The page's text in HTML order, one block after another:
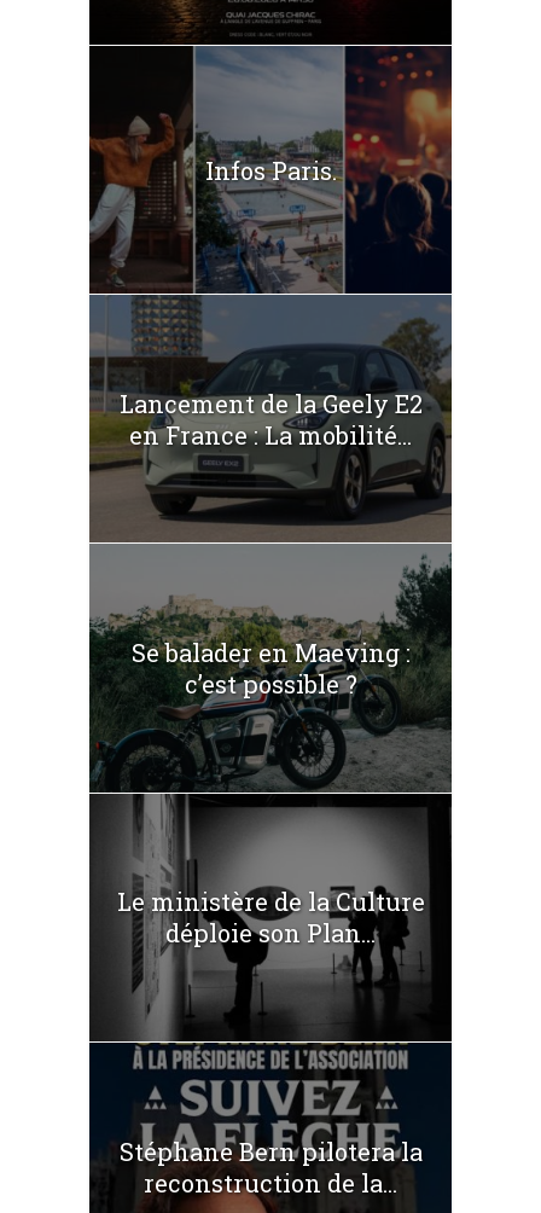
Infos Paris.
Lancement de la Geely E2
en France : La mobilité...
Se balader en Maeving :
c’est possible ?
Le ministère de la Culture
déploie son Plan...
Stéphane Bern pilotera la
reconstruction de la...